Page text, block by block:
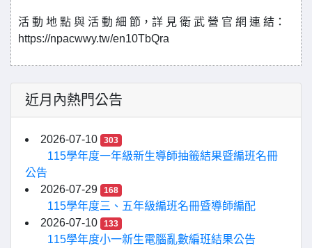
活 動 地 點 與 活 動 細 節，詳 見 衛 武 營 官 網 連 結：
https://npacwwy.tw/en10TbQra
近月內熱門公告
2026-07-10 303
115學年度一年級新生導師抽籤結果暨編班名冊
公告
2026-07-29
168
115學年度三、五年級編班名冊暨導師編配
2026-07-10
133
115學年度小一新生電腦亂數編班結果公告